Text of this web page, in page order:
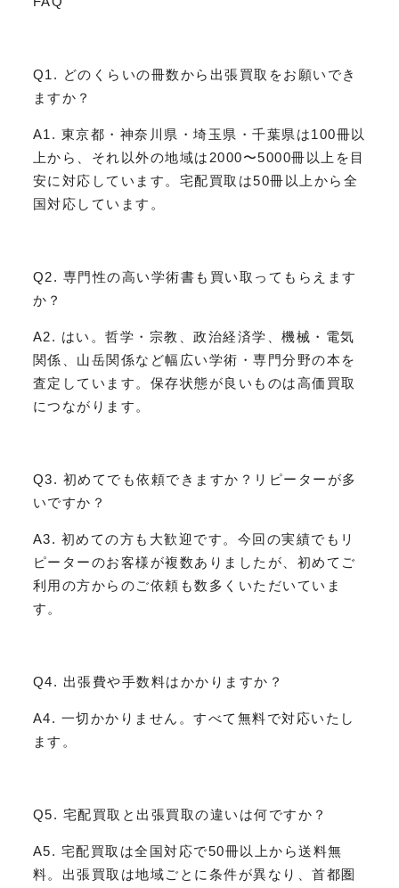
Q1. どのくらいの冊数から出張買取をお願いでき
ますか？
A1. 東京都・神奈川県・埼玉県・千葉県は100冊以
上から、それ以外の地域は2000〜5000冊以上を目
安に対応しています。宅配買取は50冊以上から全
国対応しています。
Q2. 専門性の高い学術書も買い取ってもらえます
か？
A2. はい。哲学・宗教、政治経済学、機械・電気
関係、山岳関係など幅広い学術・専門分野の本を
査定しています。保存状態が良いものは高価買取
につながります。
Q3. 初めてでも依頼できますか？リピーターが多
いですか？
A3. 初めての方も大歓迎です。今回の実績でもリ
ピーターのお客様が複数ありましたが、初めてご
利用の方からのご依頼も数多くいただいていま
す。
Q4. 出張費や手数料はかかりますか？
A4. 一切かかりません。すべて無料で対応いたし
ます。
Q5. 宅配買取と出張買取の違いは何ですか？
A5. 宅配買取は全国対応で50冊以上から送料無
料。出張買取は地域ごとに条件が異なり、首都圏